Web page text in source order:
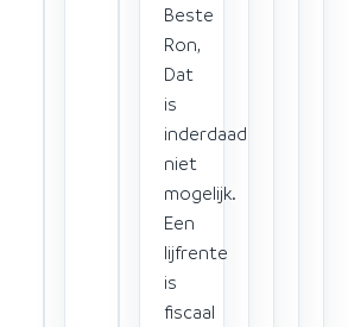
Beste
Ron,
Dat
is
inderdaad
niet
mogelijk.
Een
lijfrente
is
fiscaal